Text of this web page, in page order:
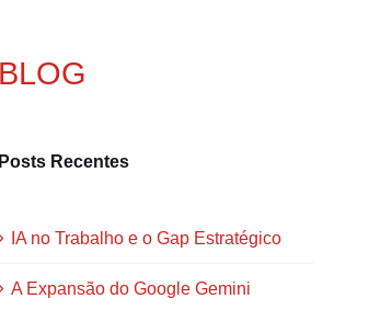
BLOG
Posts Recentes
IA no Trabalho e o Gap Estratégico
A Expansão do Google Gemini